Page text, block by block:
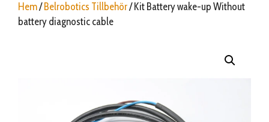
Hem/ Belrobotics Tillbehör/ Kit Battery wake-up Without
battery diagnostic cable